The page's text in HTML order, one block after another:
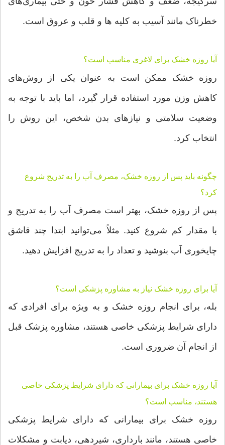
خطرناک مانند آسیب به کلیه ها و قلب و عروق است.
آیا روزه خشک برای لاغری مناسب است؟
روزه خشک ممکن است به عنوان یکی از روش‌های
کاهش وزن مورد استفاده قرار گیرد، اما باید با توجه به
وضعیت سلامتی و نیازهای بدن شخص، این روش را
انتخاب کرد.
چگونه باید پس از روزه خشک، مصرف آب را به تدریج شروع
کرد؟
پس از روزه خشک، بهتر است مصرف آب را به تدریج و
با مقدار کم شروع کنید. مثلاً می‌توانید ابتدا چند قاشق
چایخوری آب بنوشید و تعداد را به تدریج افزایش دهید.
آیا برای روزه خشک نیاز به مشاوره پزشکی است؟
بله، برای انجام روزه خشک و به ویژه برای افرادی که
دارای شرایط پزشکی خاصی هستند، مشاوره پزشک قبل
از انجام آن ضروری است.
آیا روزه خشک برای بیمارانی که دارای شرایط پزشکی خاصی
هستند، مناسب است؟
روزه خشک برای بیمارانی که دارای شرایط پزشکی
خاصی هستند، مانند بارداری، شیردهی، دیابت و مشکلات